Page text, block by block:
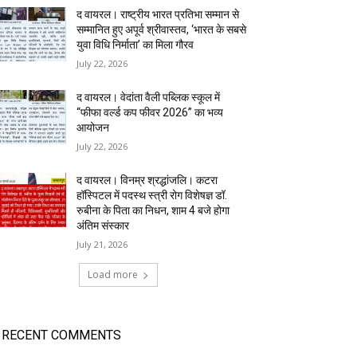
द वायरल। राष्ट्रीय भारत प्रतिभा सम्मान से
सम्मानित हुए अपूर्व श्रीवास्तव, ‘भारत के सबसे
युवा विधि निर्माता’ का मिला गौरव
July 22, 2026
द वायरल। वेदांता वैली पब्लिक स्कूल में
“फीफा वर्ल्ड कप फीवर 2026” का भव्य
आयोजन
July 22, 2026
द वायरल। विनम्र श्रद्धांजलि। कटरा
हॉस्पिटल में पदस्थ स्त्री रोग विशेषज्ञ डॉ.
रुबीना के पिता का निधन, शाम 4 बजे होगा
अंतिम संस्कार
July 21, 2026
Load more
RECENT COMMENTS